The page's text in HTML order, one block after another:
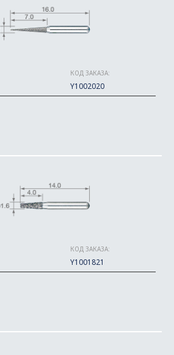
КОД ЗАКАЗА:
Y1002020
КОД ЗАКАЗА:
Y1001821